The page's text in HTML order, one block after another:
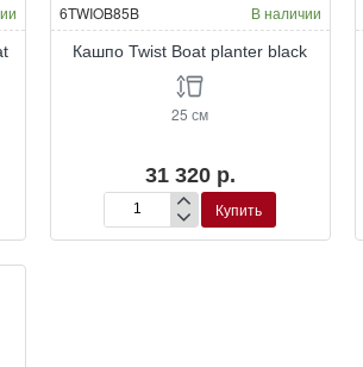
6TWIOB85B В наличии
Кашпо Twist Boat planter black
25 см
31 320 р.
Кашпо
Twist
Купить